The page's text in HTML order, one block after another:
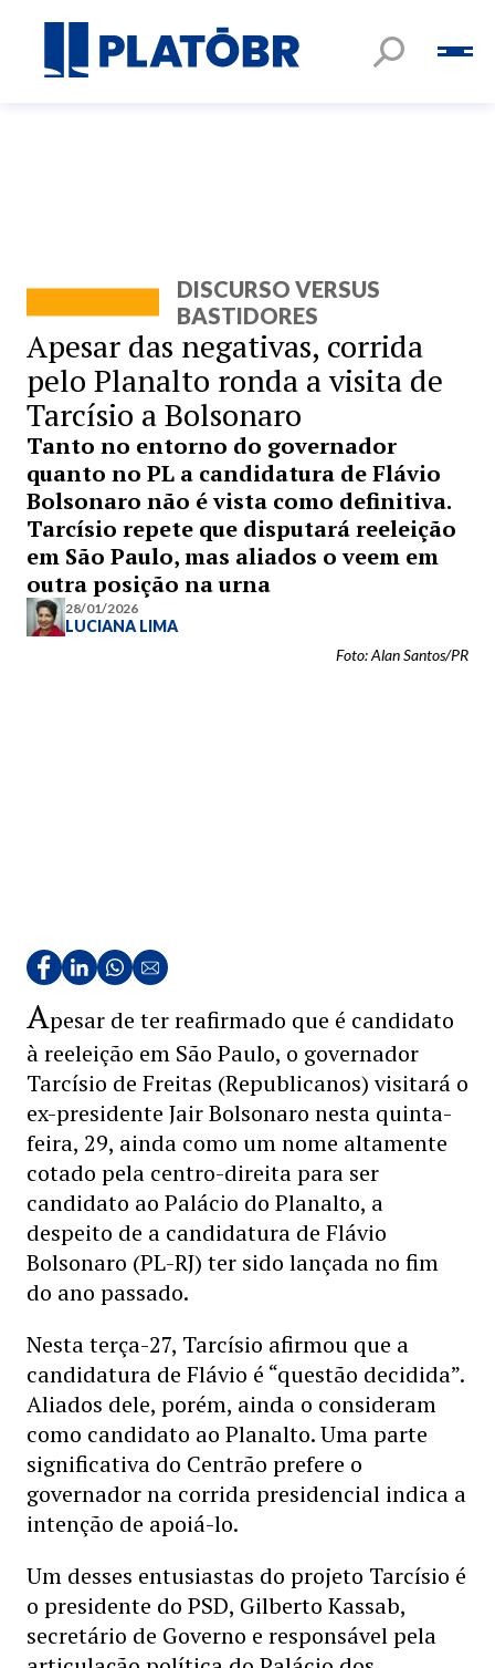
DISCURSO VERSUS
BASTIDORES
Apesar das negativas, corrida
pelo Planalto ronda a visita de
Tarcísio a Bolsonaro
Tanto no entorno do governador
quanto no PL a candidatura de Flávio
Bolsonaro não é vista como definitiva.
Tarcísio repete que disputará reeleição
em São Paulo, mas aliados o veem em
outra posição na urna
28/01/2026
LUCIANA LIMA
Foto: Alan Santos/PR
Apesar de ter reafirmado que é candidato
à reeleição em São Paulo, o governador
Tarcísio de Freitas (Republicanos) visitará o
ex-presidente Jair Bolsonaro nesta quinta-
feira, 29, ainda como um nome altamente
cotado pela centro-direita para ser
candidato ao Palácio do Planalto, a
despeito de a candidatura de Flávio
Bolsonaro (PL-RJ) ter sido lançada no fim
do ano passado.
Nesta terça-27, Tarcísio afirmou que a
candidatura de Flávio é “questão decidida”.
Aliados dele, porém, ainda o consideram
como candidato ao Planalto. Uma parte
significativa do Centrão prefere o
governador na corrida presidencial indica a
intenção de apoiá-lo.
Um desses entusiastas do projeto Tarcísio é
o presidente do PSD, Gilberto Kassab,
secretário de Governo e responsável pela